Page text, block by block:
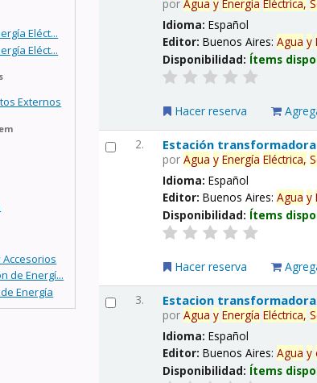
Eléct...
Eléct...
Externos
Accesorios
de Energí...
Energía
porAgua y Energía Eléctrica,
Idioma:Español
Editor:Buenos Aires:Agua y
Disponibilidad: Ítems
Hacer reserva
2. Estación
porAgua y Energía Eléctrica,
Idioma:Español
Editor:Buenos Aires:Agua y
Disponibilidad: Ítems
Hacer reserva
3. Estacion
porAgua y Energía Eléctrica,
Idioma:Español
Editor:Buenos Aires:Agua y
Disponibilidad: Ítems